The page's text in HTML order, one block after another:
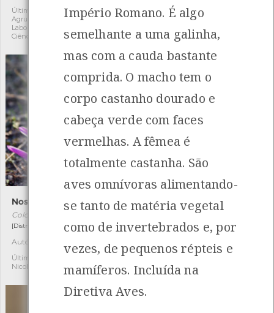
Última observação por:
Agrupamento Arga e Lima -
Laboratório da memória e
Ciência Viva
Última observação por:
Fatima Camilo
Noselha
Colchicum montanum
[Distribuição residual]
Autóctone
Última observação por:
Nicole Viana
Nêspera-escura
Coenonympha dorus
[Comum]
Última observação por:
Nicole Viana
Império Romano. É algo
semelhante a uma galinha,
mas com a cauda bastante
comprida. O macho tem o
corpo castanho dourado e
cabeça verde com faces
vermelhas. A fêmea é
totalmente castanha. São
aves omnívoras alimentando-
se tanto de matéria vegetal
como de invertebrados e, por
vezes, de pequenos répteis e
mamíferos. Incluída na
Diretiva Aves.